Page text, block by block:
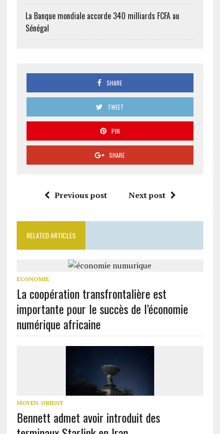
La Banque mondiale accorde 340 milliards FCFA au
Sénégal
SHARE
TWEET
PIN
SHARE
Previous post Next post
RELATED ARTICLES
ECONOMIE
La coopération transfrontalière est
importante pour le succès de l’économie
numérique africaine
MOYEN-ORIENT
Bennett admet avoir introduit des